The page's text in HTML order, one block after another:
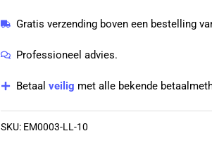
Large
|
Gratis verzending boven een bestelling
Professioneel advies.
Betaalveilig met alle bekende
SKU: EM0003-LL-10